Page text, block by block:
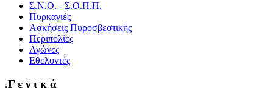
Σ.Ν.Ο. - Σ.Ο.Π.Π.
Πυρκαγιές
Ασκήσεις Πυροσβεστικής
Περιπολίες
Αγώνες
Εθελοντές
.Γ ε ν ι κ ά